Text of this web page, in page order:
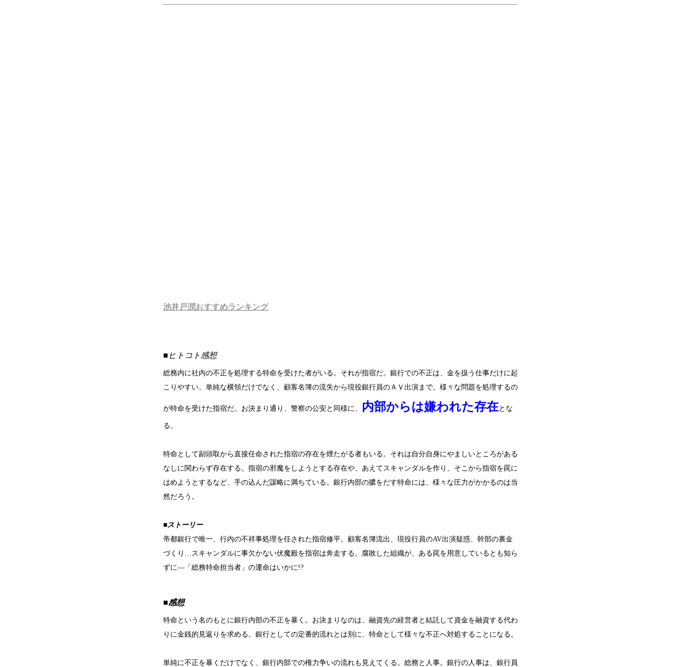
池井戸潤おすすめランキング
■ヒトコト感想
総務内に社内の不正を処理する特命を受けた者がいる。それが指宿だ。銀行での不正は、金を扱う仕事だけに起
こりやすい。単純な横領だけでなく、顧客名簿の流失から現役銀行員のＡＶ出演まで。様々な問題を処理するの
が特命を受けた指宿だ。お決まり通り、警察の公安と同様に、 内部からは嫌われた存在とな
る。
特命として副頭取から直接任命された指宿の存在を煙たがる者もいる。それは自分自身にやましいところがある
なしに関わらず存在する。指宿の邪魔をしようとする存在や、あえてスキャンダルを作り、そこから指宿を罠に
はめようとするなど、手の込んだ謀略に満ちている。銀行内部の膿をだす特命には、様々な圧力がかかるのは当
然だろう。
■ストーリー
帝都銀行で唯一、行内の不祥事処理を任された指宿修平。顧客名簿流出、現役行員のAV出演疑惑、幹部の裏金
づくり…スキャンダルに事欠かない伏魔殿を指宿は奔走する。腐敗した組織が、ある罠を用意しているとも知ら
ずに―「総務特命担当者」の運命はいかに!?
■感想
特命という名のもとに銀行内部の不正を暴く。お決まりなのは、融資先の経営者と結託して資金を融資する代わ
りに金銭的見返りを求める。銀行としての定番的流れとは別に、特命として様々な不正へ対処することになる。
単純に不正を暴くだけでなく、銀行内部での権力争いの流れも見えてくる。総務と人事。銀行の人事は、銀行員